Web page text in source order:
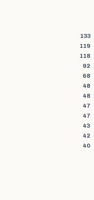
133
119
118
92
68
48
48
47
47
43
42
40